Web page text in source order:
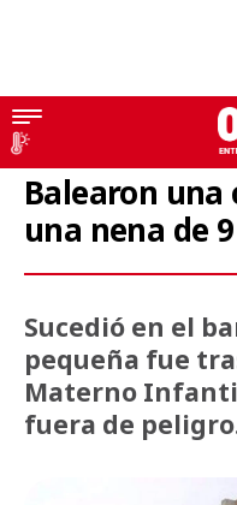
Baleados
Balearon una
una nena de
Sucedió en el
pequeña fue
Materno
fuera de